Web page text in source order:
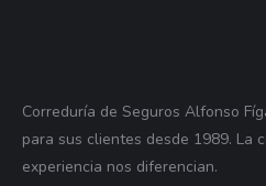
Correduría de Seguros Alfonso
para sus clientes desde 1989. La
experiencia nos diferencian.